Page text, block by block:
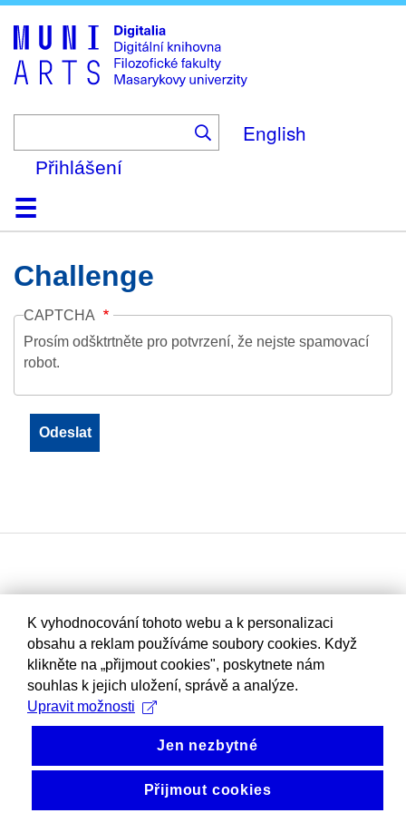
to
main
content
English
Přihlášení
DomůKolekce
Prohlížení
Vyhledávání
O platformě
Nápověda
KontaktDigitalia
Challenge
CAPTCHA
Prosím odšktrtněte pro potvrzení, že nejste spamovací
robot.
K vyhodnocování tohoto webu a k personalizaci
obsahu a reklam používáme soubory cookies. Když
klikněte na „přijmout cookies", poskytnete nám
souhlas k jejich uložení, správě a analýze.
Upravit možnosti
Jen nezbytné
Přijmout cookies